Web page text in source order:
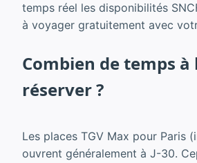
temps réel les disponibilités
à voyager gratuitement avec
Combien de temps à
réserver ?
Les places TGV Max pour Paris
ouvrent généralement à J-30.